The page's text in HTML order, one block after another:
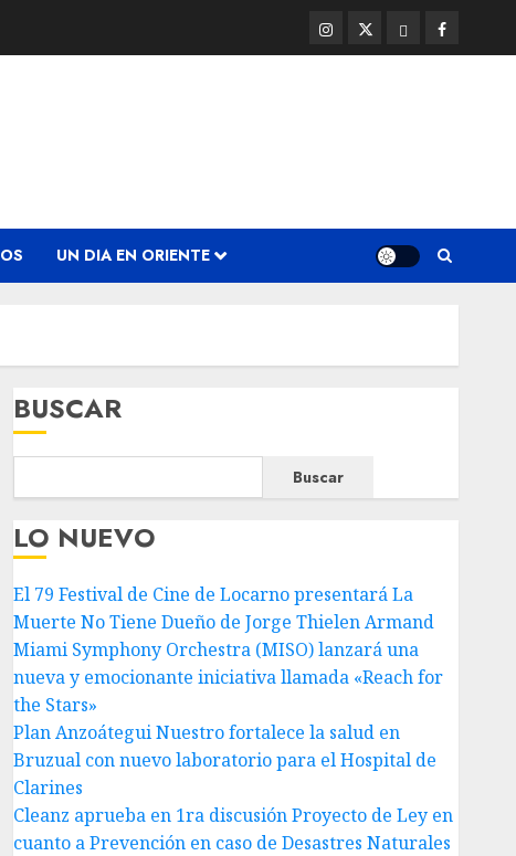
Instagram
@EnOriente
Twitter
(X)
ThreadsFacebook
UN DIA EN ORIENTE
BUSCAR
Buscar
LO NUEVO
El 79 Festival de Cine de Locarno presentará La
Muerte No Tiene Dueño de Jorge Thielen Armand
Miami Symphony Orchestra (MISO) lanzará una
nueva y emocionante iniciativa llamada «Reach for
the Stars»
Plan Anzoátegui Nuestro fortalece la salud en
Bruzual con nuevo laboratorio para el Hospital de
Clarines
Cleanz aprueba en 1ra discusión Proyecto de Ley en
cuanto a Prevención en caso de Desastres Naturales